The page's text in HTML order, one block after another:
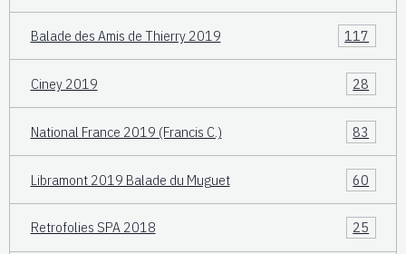
Balade des Amis de Thierry 2019 117
Ciney 2019 28
National France 2019 (Francis C.) 83
Libramont 2019 Balade du Muguet 60
Retrofolies SPA 2018 25